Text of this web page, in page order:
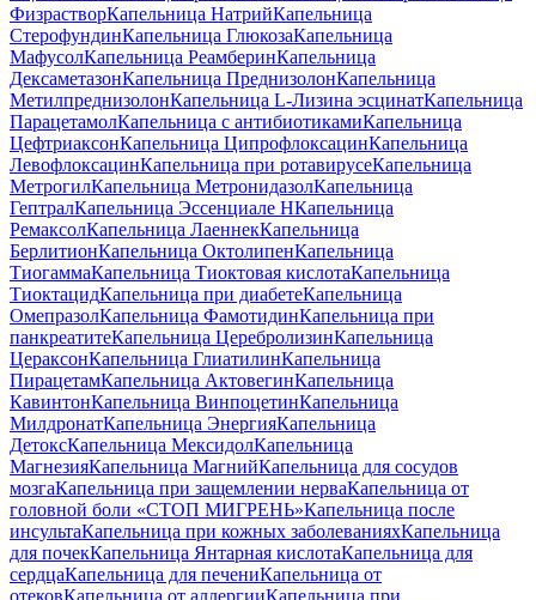
ФизрастворКапельница НатрийКапельница
СтерофундинКапельница ГлюкозаКапельница
МафусолКапельница РеамберинКапельница
ДексаметазонКапельница ПреднизолонКапельница
МетилпреднизолонКапельница L-Лизина эсцинатКапельница
ПарацетамолКапельница с антибиотикамиКапельница
ЦефтриаксонКапельница ЦипрофлоксацинКапельница
ЛевофлоксацинКапельница при ротавирусеКапельница
МетрогилКапельница МетронидазолКапельница
ГептралКапельница Эссенциале НКапельница
РемаксолКапельница ЛаеннекКапельница
БерлитионКапельница ОктолипенКапельница
ТиогаммаКапельница Тиоктовая кислотаКапельница
ТиоктацидКапельница при диабетеКапельница
ОмепразолКапельница ФамотидинКапельница при
панкреатитеКапельница ЦеребролизинКапельница
ЦераксонКапельница ГлиатилинКапельница
ПирацетамКапельница АктовегинКапельница
КавинтонКапельница ВинпоцетинКапельница
МилдронатКапельница ЭнергияКапельница
ДетоксКапельница МексидолКапельница
МагнезияКапельница МагнийКапельница для сосудов
мозгаКапельница при защемлении нерваКапельница от
головной боли «СТОП МИГРЕНЬ»Капельница после
инсультаКапельница при кожных заболеванияхКапельница
для почекКапельница Янтарная кислотаКапельница для
сердцаКапельница для печениКапельница от
отековКапельница от аллергииКапельница при